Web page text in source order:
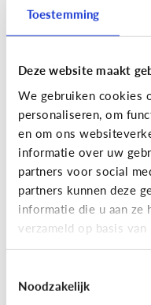
Toestemming
Deze website maakt
We gebruiken cookies
personaliseren, om
en om ons
informatie over uw
partners voor social
partners kunnen deze
informatie die u aan
verzameld op basis
Noodzakelijk
En wat zijn
[Hoe werkt
delen via de